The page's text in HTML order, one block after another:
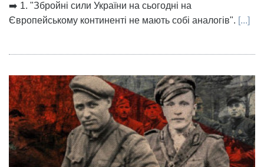
➡️ 1. "Збройні сили України на сьогодні на
Європейському континенті не мають собі аналогів". [...]